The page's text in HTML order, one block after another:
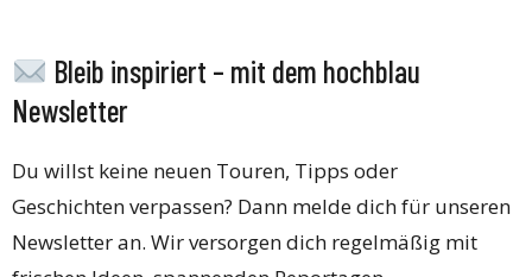
Bleib inspiriert – mit dem hochblau
Newsletter
Du willst keine neuen Touren, Tipps oder
Geschichten verpassen? Dann melde dich für unseren
Newsletter an. Wir versorgen dich regelmäßig mit